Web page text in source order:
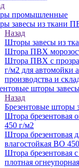
промышленные
завесы из ткани
Назад
Шторы завесы из
Штора ПВХ
Штора ПВХ с
г/м2 для автомойки
производства и
шторы
Назад
Брезентовые шторы
Штора брезентовая
450 г/м2
Штора брезентовая
влагостойкая ВО
Штора брезентовая
плотная